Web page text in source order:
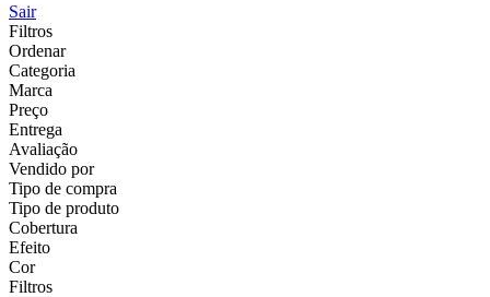
Sair
Filtros
Ordenar
Categoria
Marca
Preço
Entrega
Avaliação
Vendido por
Tipo de compra
Tipo de produto
Cobertura
Efeito
Cor
Filtros